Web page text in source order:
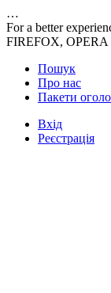
…
For a better
FIREFOX, OPERA
Пошук
Про нас
Пакети
Вхід
Реєстрація